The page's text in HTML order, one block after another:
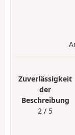
Zuverlässigkeit
der
Beschreibung
2 / 5